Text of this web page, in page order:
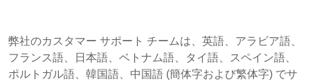
弊社のカスタマー サポート チームは、英語、アラビア語、
フランス語、日本語、ベトナム語、タイ語、スペイン語、
ポルトガル語、韓国語、中国語 (簡体字および繁体字) でサ